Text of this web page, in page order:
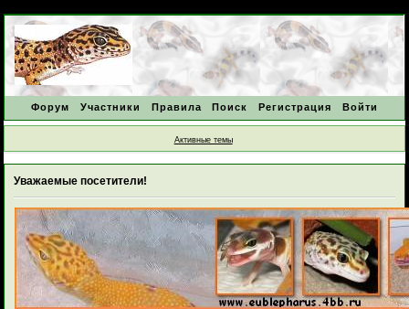
Форум Участники Правила Поиск Регистрация Войти
Активные темы
Уважаемые посетители!